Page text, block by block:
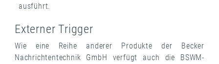
ausführt.
Externer Trigger
Wie eine Reihe anderer Produkte der Becker
Nachrichtentechnik GmbH verfügt auch die BSWM-